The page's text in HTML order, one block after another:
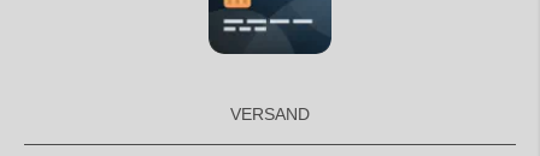
VERSAND